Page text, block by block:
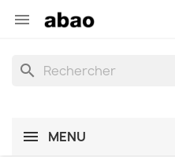

search
MENU